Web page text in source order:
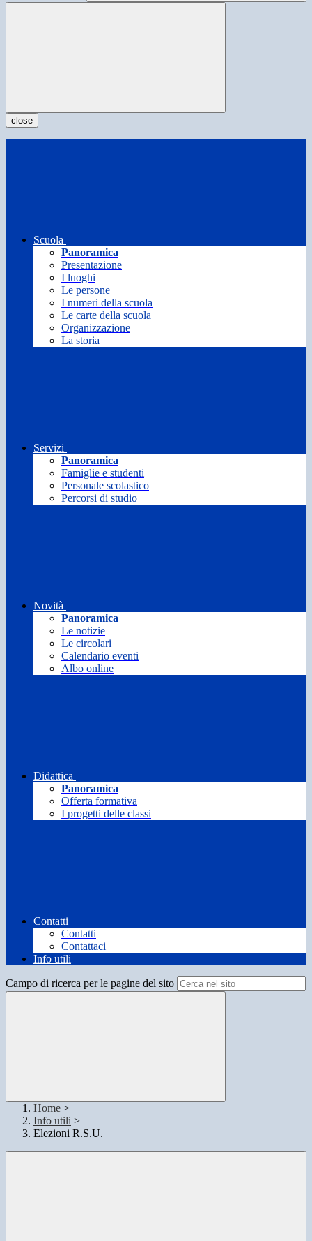
close
Scuola
Panoramica
Presentazione
I luoghi
Le persone
I numeri della scuola
Le carte della scuola
Organizzazione
La storia
Servizi
Panoramica
Famiglie e studenti
Personale scolastico
Percorsi di studio
Novità
Panoramica
Le notizie
Le circolari
Calendario eventi
Albo online
Didattica
Panoramica
Offerta formativa
I progetti delle classi
Contatti
Contatti
Contattaci
Info utili
Campo di ricerca per le pagine del sito
Home >
Info utili >
Elezioni R.S.U.